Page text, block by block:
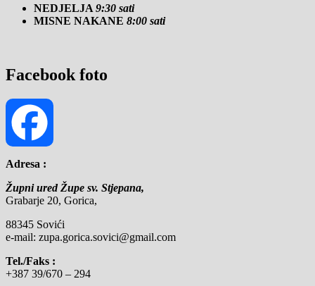
NEDJELJA 9:30 sati
MISNE NAKANE 8:00 sati
Facebook foto
Facebook
Adresa :
Župni ured Župe sv. Stjepana,
Grabarje 20, Gorica,
88345 Sovići
e-mail: zupa.gorica.sovici@gmail.com
Tel./Faks :
+387 39/670 – 294